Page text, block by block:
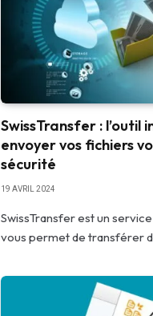
SwissTransfer :
envoyer vos fichiers
sécurité
19 AVRIL 2024
SwissTransfer est un
vous permet de transférer